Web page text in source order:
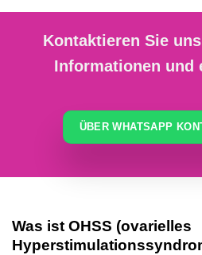
Kontaktieren Sie
Informationen und
ÜBER WHATSAPP
Was ist OHSS (ovarielles